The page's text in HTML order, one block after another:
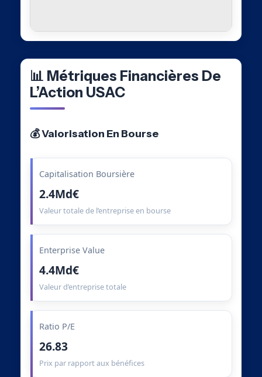
📊 Métriques Financières De
L’Action USAC
💰 Valorisation En Bourse
Capitalisation Boursière
2.4Md€
Valeur totale de l’entreprise en bourse
Enterprise Value
4.4Md€
Valeur d’entreprise totale
Ratio P/E
26.83
Prix par rapport aux bénéfices